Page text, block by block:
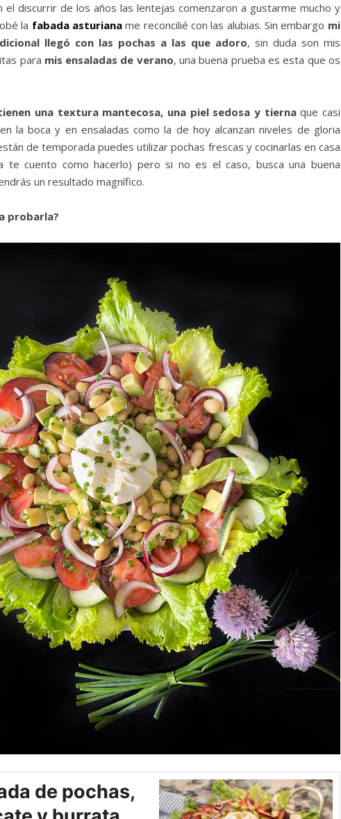
el discurrir de los años las lentejas comenzaron a gustarme mucho y
la fabada asturianame reconcilié con las alubias. Sin embargo mi
llegó con las pochas a las que adoro, sin duda son mis
para mis ensaladas de verano, una buena prueba es esta que os
una textura mantecosa, una piel sedosa y tiernaque casi
la boca y en ensaladas como la de hoy alcanzan niveles de gloria
de temporada puedes utilizar pochas frescas y cocinarlas en casa
te cuento como hacerlo) pero si no es el caso, busca una buena
un resultado magnífico.
probarla?
de pochas,